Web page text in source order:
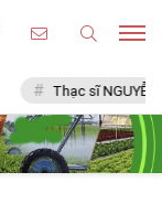
sĩ NGUYỄN VĂN CHÍ